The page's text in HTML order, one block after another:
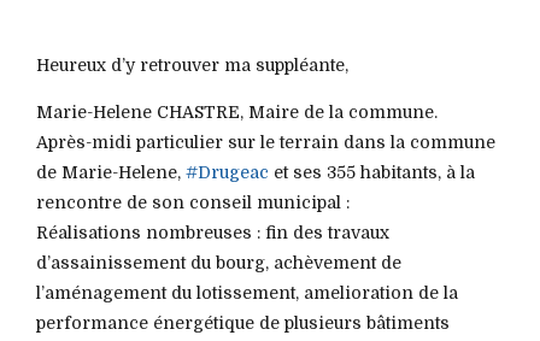
Heureux d’y retrouver ma suppléante,
Marie-Helene CHASTRE, Maire de la commune.
Après-midi particulier sur le terrain dans la commune
de Marie-Helene, #Drugeac et ses 355 habitants, à la
rencontre de son conseil municipal :
Réalisations nombreuses : fin des travaux
d’assainissement du bourg, achèvement de
l’aménagement du lotissement, amelioration de la
performance énergétique de plusieurs bâtiments